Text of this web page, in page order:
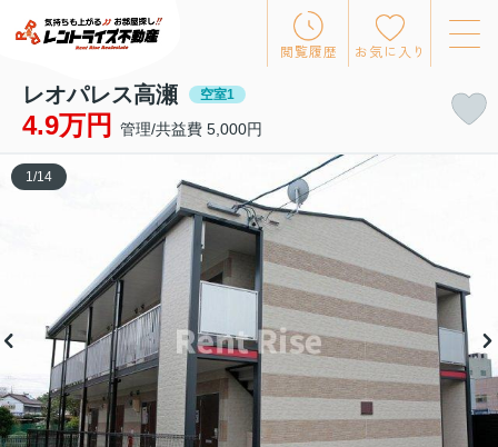
閲覧履歴 お気に入り
レオパレス高瀬 空室1
4.9万円 管理/共益費 5,000円
1 /14